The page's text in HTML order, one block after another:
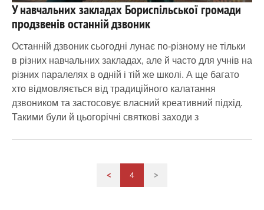
3 770 0
У навчальних закладах Бориспільської громади
продзвенів останній дзвоник
Останній дзвоник сьогодні лунає по-різному не тільки
в різних навчальних закладах, але й часто для учнів на
різних паралелях в одній і тій же школі. А ще багато
хто відмовляється від традиційного калатання
дзвоником та застосовує власний креативний підхід.
Такими були й цьогорічні святкові заходи з
< 4 >